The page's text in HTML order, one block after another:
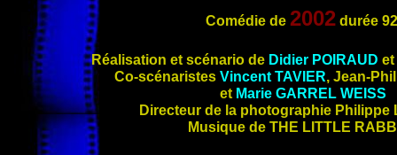
Comédie de 2002durée
Réalisation et scénario de Didier POIRAUD et
Co-scénaristes Vincent TAVIER, Jean-
et Marie GARREL WEISS
Directeur de la photographie Philippe
Musique de THE LITTLE